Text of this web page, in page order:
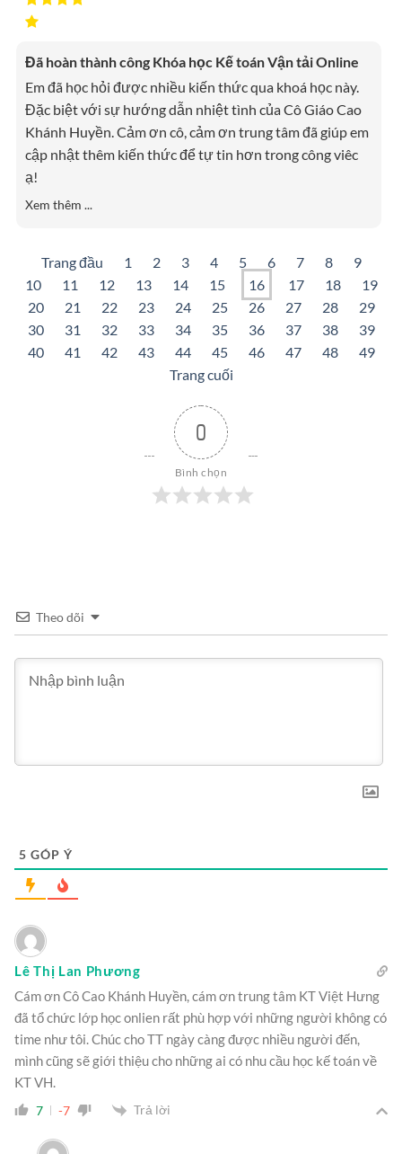
Đã hoàn thành công Khóa học Kế toán Vận tải Online
Em đã học hỏi được nhiều kiến thức qua khoá học này.
Đặc biệt với sự hướng dẫn nhiệt tình của Cô Giáo Cao
Khánh Huyền. Cảm ơn cô, cảm ơn trung tâm đã giúp em
cập nhật thêm kiến thức để tự tin hơn trong công viêc
ạ!
Xem thêm ...
Trang đầu 1 2 3 4 5 6 7 8
9
10
11 12 13 14 15 16 17 18
19
20
21 22 23 24 25 26 27 28
29
30
31 32 33 34 35 36 37 38
39
40
41 42 43 44 45 46 47 48
49
Trang cuối
0
Bình chọn
Theo dõi
5 GÓP Ý
Lê Thị Lan Phương
Cám ơn Cô Cao Khánh Huyền, cám ơn trung tâm KT Việt Hưng
đã tổ chức lớp học onlien rất phù hợp với những người không có
time như tôi. Chúc cho TT ngày càng được nhiều người đến,
mình cũng sẽ giới thiệu cho những ai có nhu cầu học kế toán về
KT VH.
7 -7 Trả lời